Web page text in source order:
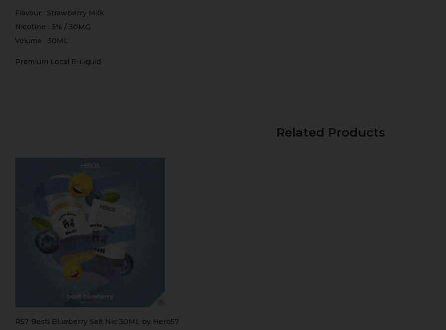
Flavour : Strawberry Milk
Nicotine : 3% / 30MG
Volume : 30ML
Premium Local E-Liquid
Related Products
R57 Besti Blueberry Salt Nic 30ML by Hero57